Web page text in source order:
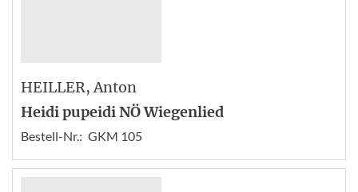
HEILLER, Anton
Heidi pupeidi NÖ Wiegenlied
Bestell-Nr.: GKM 105